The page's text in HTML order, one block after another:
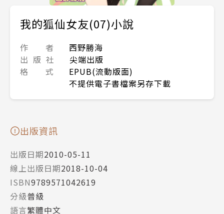
我的狐仙女友(07)小說
作 者
西野勝海
出 版 社
尖端出版
格 式
EPUB(流動版面)
不提供電子書檔案另存下載
出版資訊
出版日期2010-05-11
線上出版日期2018-10-04
ISBN9789571042619
分級普級
語言繁體中文